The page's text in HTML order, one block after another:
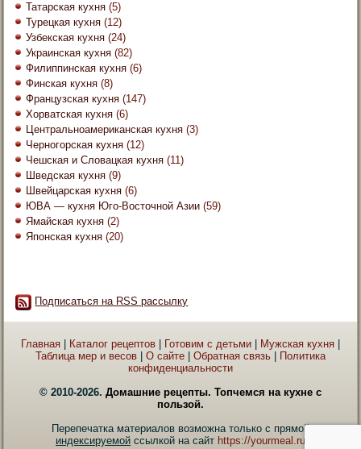
Татарская кухня (5)
Турецкая кухня (12)
Узбекская кухня (24)
Украинская кухня (82)
Филиппинская кухня (6)
Финская кухня (8)
Французская кухня (147)
Хорватская кухня (6)
Центральноамериканская кухня (3)
Черногорская кухня (12)
Чешская и Словацкая кухня (11)
Шведская кухня (9)
Швейцарская кухня (6)
ЮВА — кухня Юго-Восточной Азии (59)
Ямайская кухня (2)
Японская кухня (20)
Подписаться на RSS рассылку
Главная Каталог рецептов Готовим с детьми Мужская кухня
Таблица мер и весов
О сайте Обратная связь
Политика
конфиденциальности
© 2010-2026. Домашние рецепты. Топчемся на кухне с
пользой.
Перепечатка материалов возможна только с прямой
индексируемой ссылкой на сайт https://yourmeal.ru